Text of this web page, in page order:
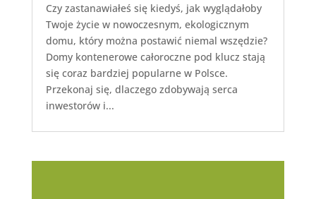
Czy zastanawiałeś się kiedyś, jak wyglądałoby
Twoje życie w nowoczesnym, ekologicznym
domu, który można postawić niemal wszędzie?
Domy kontenerowe całoroczne pod klucz stają
się coraz bardziej popularne w Polsce.
Przekonaj się, dlaczego zdobywają serca
inwestorów i...